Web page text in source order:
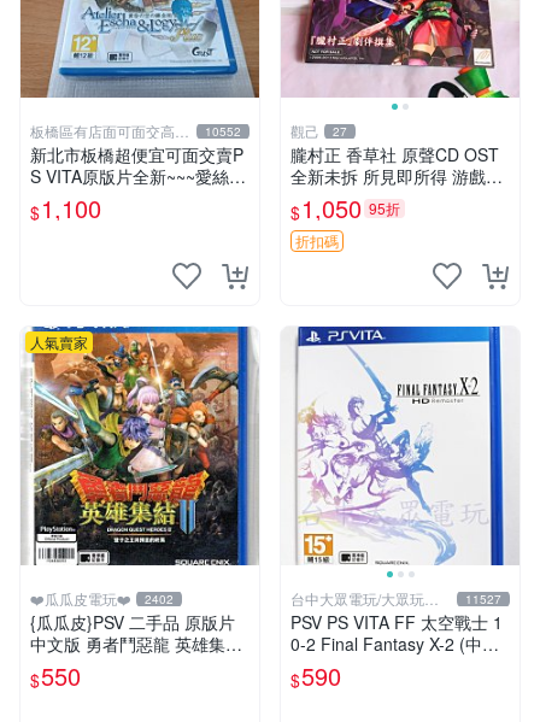
板橋區有店面可面交高價
回收電玩
10552
新北市板橋超便宜可面交賣P
S VITA原版片全新~~~愛絲卡
&羅吉的鍊金工房 PLUS ~黃
昏天空之鍊金術士~~~便宜賣
$1,100
觀己 27
朧村正 香草社 原聲CD OST
全新未拆 所見即所得 游戲特
典嚴選 限定收藏 OST CD 游
戲特典 村正OST
$1,050 95折
折扣碼
人氣賣家
❤️瓜瓜皮電玩❤️ 2402
{瓜瓜皮}PSV 二手品 原版片
中文版 勇者鬥惡龍 英雄集結
2 雙子之王與預言的終焉(遊
戲都有回收)
$550
台中大眾電玩/大眾玩具
店
11527
PSV PS VITA FF 太空戰士 1
0-2 Final Fantasy X-2 (中文
版)(二手)【台中大眾電玩】
$590